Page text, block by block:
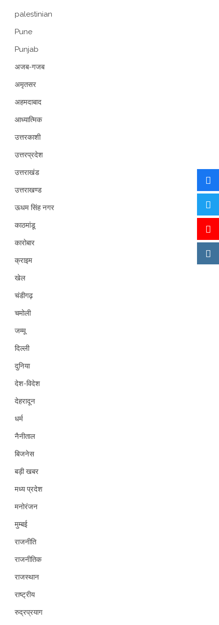
palestinian
Pune
Punjab
अजब-गजब
अमृतसर
अहमदाबाद
आध्यात्मिक
उत्तरकाशी
उत्तरप्रदेश
उत्तराखंड
उत्तराखण्ड
ऊधम सिंह नगर
काठमांडू
कारोबार
क्राइम
खेल
चंडीगढ़
चमोली
जम्मू
दिल्ली
दुनिया
देश-विदेश
देहरादून
धर्म
नैनीताल
बिजनेस
बड़ी खबर
मध्य प्रदेश
मनोरंजन
मुम्बई
राजनीति
राजनीतिक
राजस्थान
राष्ट्रीय
रुद्रप्रयाग